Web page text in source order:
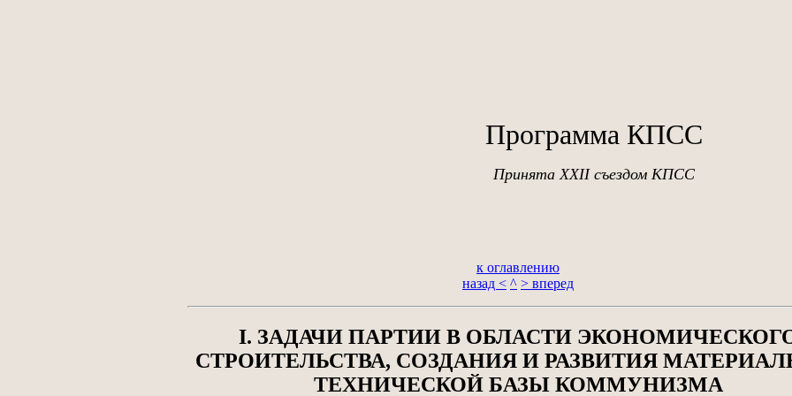
Программа КПСС
Принята XXII съездом КПСС
к оглавлению
назад < ^ > вперед
I. ЗАДАЧИ ПАРТИИ В ОБЛАСТИ
СТРОИТЕЛЬСТВА, СОЗДАНИЯ И РАЗВИТИЯ
ТЕХНИЧЕСКОЙ БАЗЫ КОММУНИЗМА